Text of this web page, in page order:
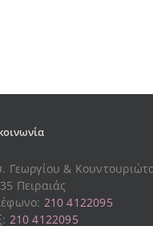
Γεωργίου &
Πειραιάς
210 4122095
210 4122095